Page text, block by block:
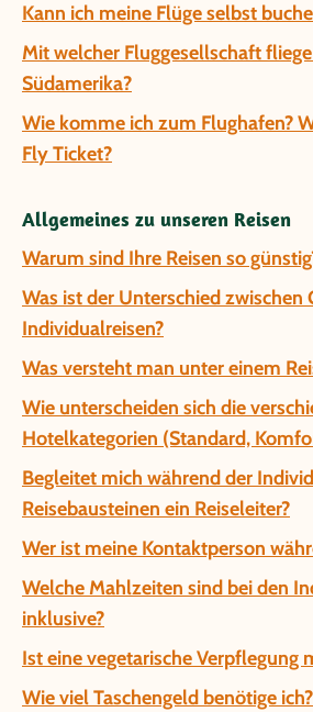
Kann ich meine Flüge selbst
Mit welcher Fluggesellschaft
Südamerika?
Wie komme ich zum Flughafen?
Fly Ticket?
Allgemeines zu unseren Reisen
Warum sind Ihre Reisen so
Was ist der Unterschied zwischen
Individualreisen?
Was versteht man unter einem
Wie unterscheiden sich die
Hotelkategorien (Standard,
Begleitet mich während der
Reisebausteinen ein Reiseleiter?
Wer ist meine Kontaktperson
Welche Mahlzeiten sind bei den
inklusive?
Ist eine vegetarische Verpflegung
Wie viel Taschengeld benötige ich?